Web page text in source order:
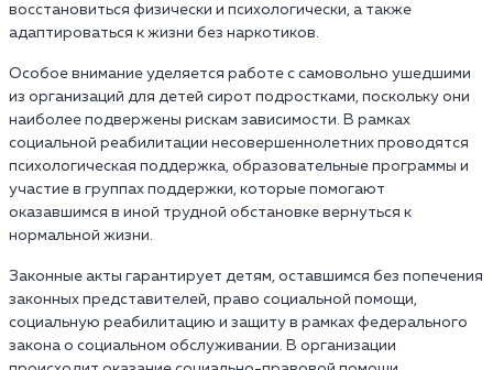
восстановиться физически и психологически, а также
адаптироваться к жизни без наркотиков.
Особое внимание уделяется работе с самовольно ушедшими
из организаций для детей сирот подростками, поскольку они
наиболее подвержены рискам зависимости. В рамках
социальной реабилитации несовершеннолетних проводятся
психологическая поддержка, образовательные программы и
участие в группах поддержки, которые помогают
оказавшимся в иной трудной обстановке вернуться к
нормальной жизни.
Законные акты гарантирует детям, оставшимся без попечения
законных представителей, право социальной помощи,
социальную реабилитацию и защиту в рамках федерального
закона о социальном обслуживании. В организации